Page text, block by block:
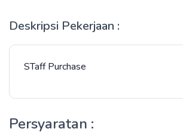
Deskripsi Pekerjaan :
STaff Purchase
Persyaratan :